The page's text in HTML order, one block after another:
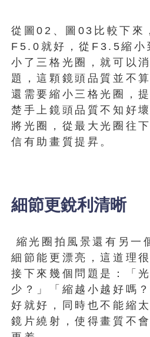
從圖02、圖03比較下來
F5.0就好，從F3.5縮小
小了三格光圈，就可以
題，這顆鏡頭品質並不
還需要縮小三格光圈，
楚手上鏡頭品質不知好
將光圈，從最大光圈往
信有助畫質提昇。
細節更銳利清晰
縮光圈拍風景還有另一
細節能更漂亮，這道理
接下來幾個問題是：「
少？」「縮越小越好嗎
好就好，同時也不能縮
鏡片繞射，使得畫質不